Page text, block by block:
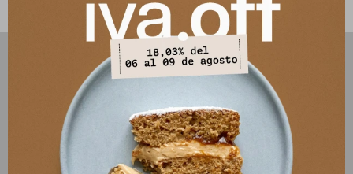
PRODUCTOS QUE TE PUEDEN INTERESAR